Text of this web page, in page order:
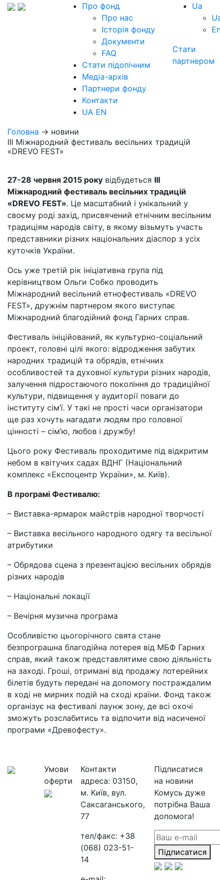
Про фонд
Про нас
Історія фонду
Документи
FAQ
Стати підопічним
Медіа-архів
Партнери фонду
Контакти
UA EN
Ua
Стати
партнером
Головна → новини
III Міжнародний фестиваль весільних традицій
«DREVO FEST»
27-28 червня 2015 року відбудеться III
Міжнародний фестиваль весільних традицій
«DREVO FEST». Це масштабний і унікальний у
своєму роді захід, присвячений етнічним весільним
традиціям народів світу, в якому візьмуть участь
представники різних національних діаспор з усіх
куточків України.
Ось уже третій рік ініціативна група під
керівництвом Ольги Собко проводить
Міжнародний весільний етнофестиваль «DREVO
FEST», дружнім партнером якого виступає
Міжнародний благодійний фонд Гарних справ.
Фестиваль ініційований, як культурно-соціальний
проект, головні цілі якого: відродження забутих
народних традицій та обрядів, етнічних
особливостей та духовної культури різних народів,
залучення підростаючого покоління до традиційної
культури, підвищення у аудиторії поваги до
інституту сім’ї. У такі не прості часи організатори
ще раз хочуть нагадати людям про головної
цінності – сім’ю, любов і дружбу!
Цього року Фестиваль проходитиме під відкритим
небом в квітучих садах ВДНГ (Національний
комплекс «Експоцентр України», м. Київ).
В програмі Фестивалю:
– Виставка-ярмарок майстрів народної творчості
– Виставка весільного народного одягу та весільної
атрибутики
– Обрядова сцена з презентацією весільних обрядів
різних народів
– Національні локації
– Вечірня музична програма
Особливістю цьогорічного свята стане
безпрограшна благодійна лотерея від МБФ Гарних
справ, який також представлятиме свою діяльність
на заході. Гроші, отримані від продажу лотерейних
білетів будуть передані на допомогу постраждалим
в ході не мирних подій на сході країни. Фонд також
організує на фестивалі лаунж зону, де всі охочі
зможуть розслабитись та відпочити від насиченої
програми «Древофесту».
Умови
оферти
Контакти
адреса: 03150,
м. Київ, вул.
Саксаганського,
77
тел/факс: +38
(068) 023-51-
14
Підписатися
на новини
Комусь дуже
потрібна Ваша
допомога!
Підписатися